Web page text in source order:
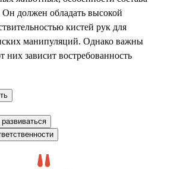
Он должен обладать высокой
кистей рук для
манипуляций. Однако важны
них зависит востребованность